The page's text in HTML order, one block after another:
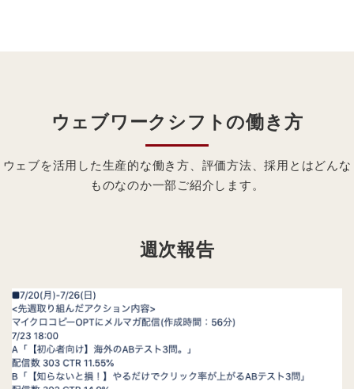
ウェブワークシフトの働き方
ウェブを活用した生産的な働き方、評価方法、採用とはどんな
ものなのか一部ご紹介します。
週次報告